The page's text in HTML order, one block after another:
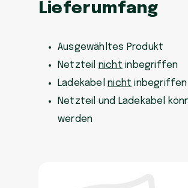
Lieferumfang
Ausgewähltes Produkt
Netzteil nicht inbegriffen
Ladekabelnicht inbegriffen
Netzteil und Ladekabel
werden